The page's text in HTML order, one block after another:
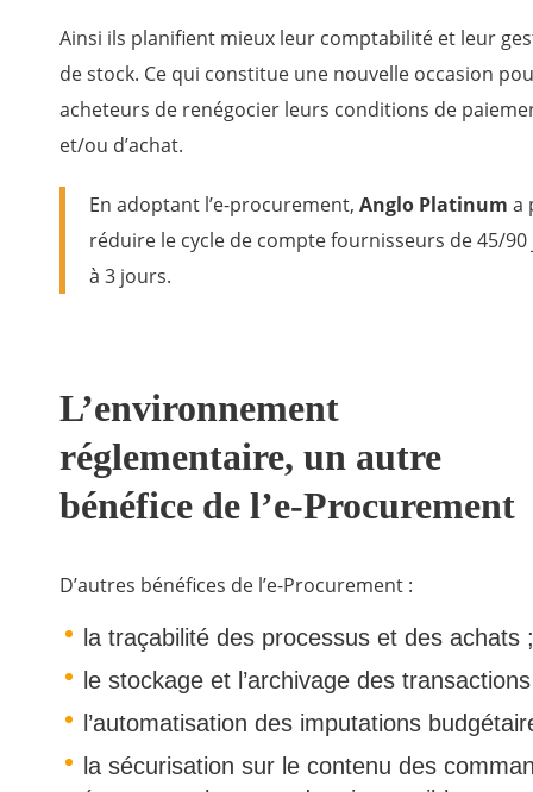
Ainsi ils planifient mieux leur comptabilité et leur
de stock. Ce qui constitue une nouvelle occasion
acheteurs de renégocier leurs conditions de
et/ou d’achat.
En adoptant l’e-procurement, Anglo Platinum a
réduire le cycle de compte fournisseurs de 45/
à 3 jours.
L’environnement
réglementaire, un autre
bénéfice de l’e-Procurement
D’autres bénéfices de l’e-Procurement :
la traçabilité des processus et des achats ;
le stockage et l’archivage des
l’automatisation des imputations
la sécurisation sur le contenu des